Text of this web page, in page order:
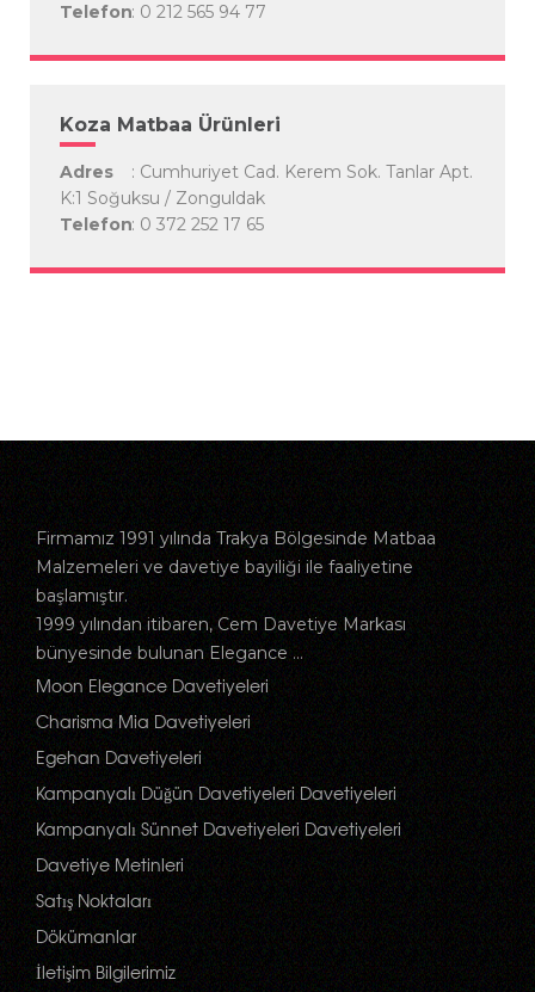
Telefon: 0 212 565 94 77
Koza Matbaa Ürünleri
Adres
: Cumhuriyet Cad. Kerem Sok. Tanlar Apt.
K:1 Soğuksu / Zonguldak
Telefon: 0 372 252 17 65
Firmamız 1991 yılında Trakya Bölgesinde Matbaa
Malzemeleri ve davetiye bayiliği ile faaliyetine
başlamıştır.
1999 yılından itibaren, Cem Davetiye Markası
bünyesinde bulunan Elegance ...
Moon Elegance Davetiyeleri
Charisma Mia Davetiyeleri
Egehan Davetiyeleri
Kampanyalı Düğün Davetiyeleri Davetiyeleri
Kampanyalı Sünnet Davetiyeleri Davetiyeleri
Davetiye Metinleri
Satış Noktaları
Dökümanlar
İletişim Bilgilerimiz